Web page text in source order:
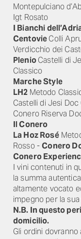
Montepulciano
Igt Rosato
I Bianchi
CentovieColli
Verdicchio dei
PlenioCastelli di
Classico
Marche Style
LH2 Metodo
Castelli di Jesi
Conero Riserva
Il Conero
La Hoz Rosé
Rosso -Conero
Conero
I vini contenuti in
la summa
altamente vocato
impegno per la sua
N.B. In questo
domicilio.
Gli ordini dovranno